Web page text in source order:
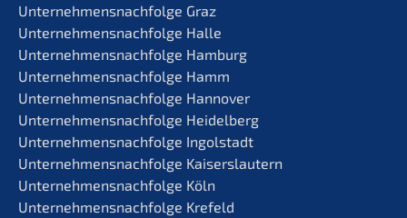
Unternehmens­nachfolge Graz
Unternehmens­nachfolge Halle
Unternehmens­nachfolge Hamburg
Unternehmens­nachfolge Hamm
Unternehmens­nachfolge Hannover
Unternehmens­nachfolge Heidelberg
Unternehmens­nachfolge Ingolstadt
Unternehmens­nachfolge Kaiserslautern
Unternehmens­nachfolge Köln
Unternehmens­nachfolge Krefeld